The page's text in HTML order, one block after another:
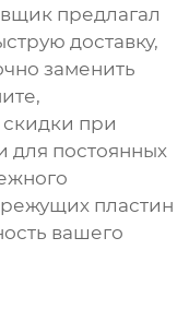
предлагал
доставку,
заменить
при
для постоянных
пластин
вашего